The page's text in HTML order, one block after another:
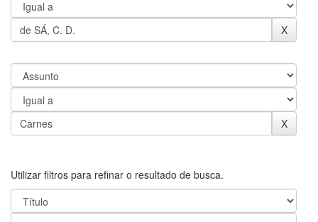
Utilizar filtros para refinar o resultado de busca.